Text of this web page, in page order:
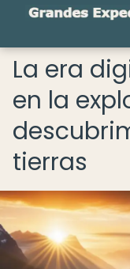
La era
en la
tierras